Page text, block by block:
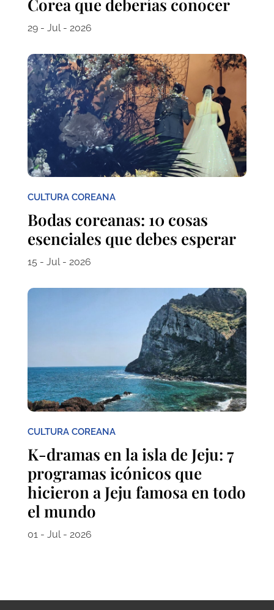
Corea que deberías conocer
29 - Jul - 2026
CULTURA COREANA
Bodas coreanas: 10 cosas
esenciales que debes esperar
15 - Jul - 2026
CULTURA COREANA
K-dramas en la isla de Jeju: 7
programas icónicos que
hicieron a Jeju famosa en todo
el mundo
01 - Jul - 2026